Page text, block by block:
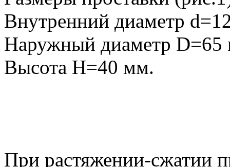
Внутренний диаметр
Наружный диаметр
Высота H=40 мм.
При растяжении-сжатии